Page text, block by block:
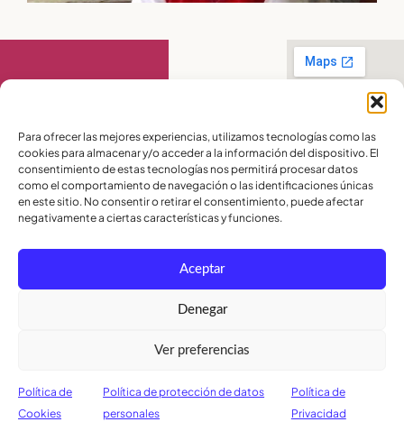
Para ofrecer las mejores experiencias, utilizamos tecnologías como las
cookies para almacenar y/o acceder a la información del dispositivo. El
consentimiento de estas tecnologías nos permitirá procesar datos
como el comportamiento de navegación o las identificaciones únicas
en este sitio. No consentir o retirar el consentimiento, puede afectar
negativamente a ciertas características y funciones.
Aceptar
Denegar
Ver preferencias
Política de
Cookies
Política de protección de datos
personales
Política de
Privacidad
Cookies
Contáctanos
PBX:(04) 372 5220
Celular:099 016
2715
Celular:098 580
2370
admisiones@lamoderna.edu.ec
Km 2,5 Vía a
Samborondón.